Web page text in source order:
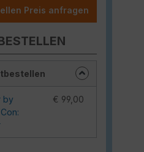
Preis anfragen
by
€ 99,00